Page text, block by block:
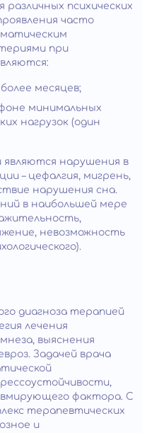
психических
часто
при
месяцев;
минимальных
нагрузок (один
нарушения в
– цефалгия, мигрень,
нарушения сна.
в наибольшей мере
невозможность
диагноза терапией
лечения
выяснения
Задачей врача
фактора. С
терапевтических
и